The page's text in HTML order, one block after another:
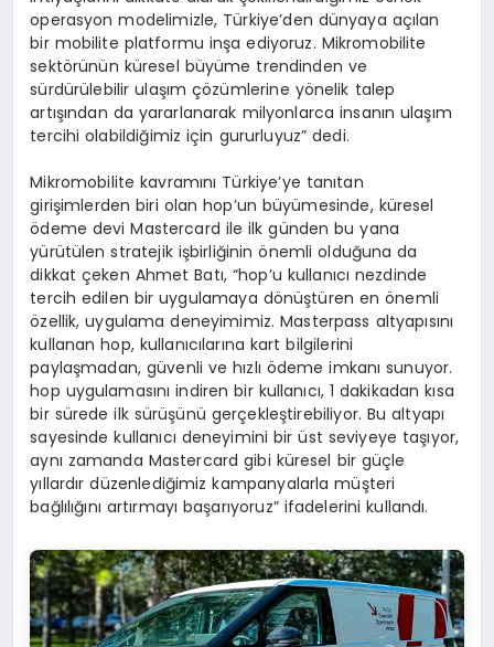
operasyon modelimizle, Türkiye’den dünyaya açılan
bir mobilite platformu inşa ediyoruz. Mikromobilite
sektörünün küresel büyüme trendinden ve
sürdürülebilir ulaşım çözümlerine yönelik talep
artışından da yararlanarak milyonlarca insanın ulaşım
tercihi olabildiğimiz için gururluyuz” dedi.
Mikromobilite kavramını Türkiye’ye tanıtan
girişimlerden biri olan hop’un büyümesinde, küresel
ödeme devi Mastercard ile ilk günden bu yana
yürütülen stratejik işbirliğinin önemli olduğuna da
dikkat çeken Ahmet Batı, “hop’u kullanıcı nezdinde
tercih edilen bir uygulamaya dönüştüren en önemli
özellik, uygulama deneyimimiz. Masterpass altyapısını
kullanan hop, kullanıcılarına kart bilgilerini
paylaşmadan, güvenli ve hızlı ödeme imkanı sunuyor.
hop uygulamasını indiren bir kullanıcı, 1 dakikadan kısa
bir sürede ilk sürüşünü gerçekleştirebiliyor. Bu altyapı
sayesinde kullanıcı deneyimini bir üst seviyeye taşıyor,
aynı zamanda Mastercard gibi küresel bir güçle
yıllardır düzenlediğimiz kampanyalarla müşteri
bağlılığını artırmayı başarıyoruz” ifadelerini kullandı.